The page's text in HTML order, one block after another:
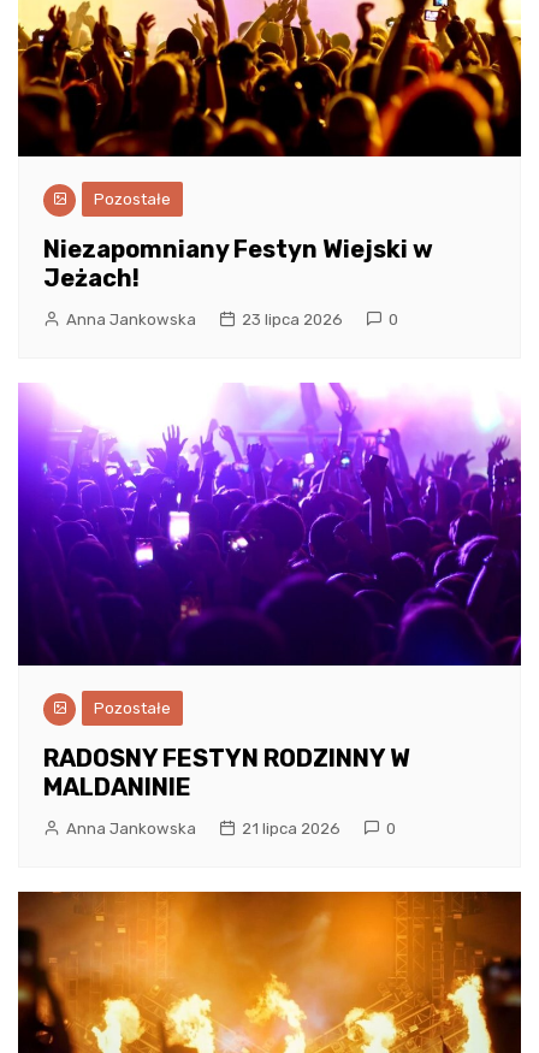
Pozostałe
Niezapomniany Festyn Wiejski w
Jeżach!
Anna Jankowska 23 lipca 2026 0
Pozostałe
RADOSNY FESTYN RODZINNY W
MALDANINIE
Anna Jankowska 21 lipca 2026 0